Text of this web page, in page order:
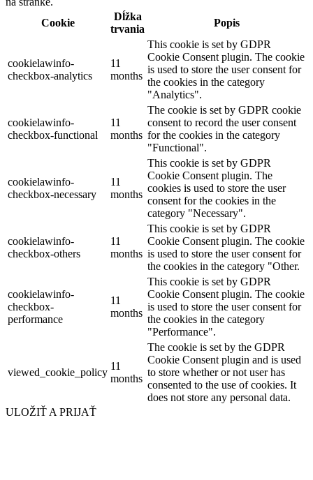
Cookie
Dĺžka
trvania
Popis
cookielawinfo-
checkbox-analytics
11
months
This cookie is set by GDPR
Cookie Consent plugin. The cookie
is used to store the user consent for
the cookies in the category
"Analytics".
cookielawinfo-
checkbox-functional
11
months
The cookie is set by GDPR cookie
consent to record the user consent
for the cookies in the category
"Functional".
cookielawinfo-
checkbox-necessary
11
months
This cookie is set by GDPR
Cookie Consent plugin. The
cookies is used to store the user
consent for the cookies in the
category "Necessary".
cookielawinfo-
checkbox-others
11
months
This cookie is set by GDPR
Cookie Consent plugin. The cookie
is used to store the user consent for
the cookies in the category "Other.
cookielawinfo-
checkbox-
performance
11
months
This cookie is set by GDPR
Cookie Consent plugin. The cookie
is used to store the user consent for
the cookies in the category
"Performance".
viewed_cookie_policy
11
months
The cookie is set by the GDPR
Cookie Consent plugin and is used
to store whether or not user has
consented to the use of cookies. It
does not store any personal data.
ULOŽIŤ A PRIJAŤ